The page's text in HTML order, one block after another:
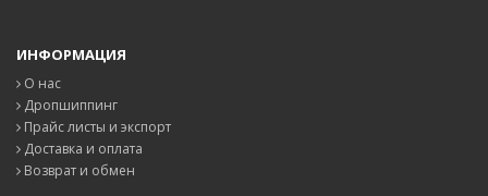
ИНФОРМАЦИЯ
О нас
Дропшиппинг
Прайс листы и экспорт
Доставка и оплата
Возврат и обмен